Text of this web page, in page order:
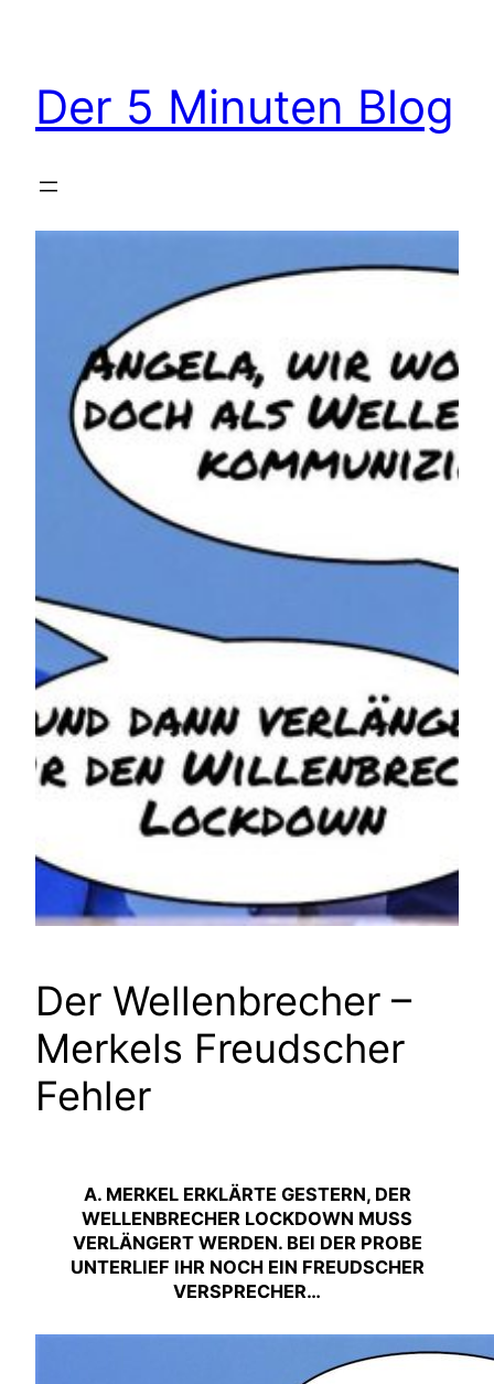
Der 5 Minuten Blog
Der Wellenbrecher –
Merkels Freudscher
Fehler
A. MERKEL ERKLÄRTE GESTERN, DER
WELLENBRECHER LOCKDOWN MUSS
VERLÄNGERT WERDEN. BEI DER PROBE
UNTERLIEF IHR NOCH EIN FREUDSCHER
VERSPRECHER…